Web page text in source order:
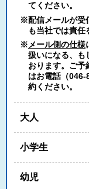
てください。
※配信メールが受
も当社では責任
※メール側の仕様
扱いになる、も
おります。ご予
はお電話（046-
約ください。
大人
小学生
幼児